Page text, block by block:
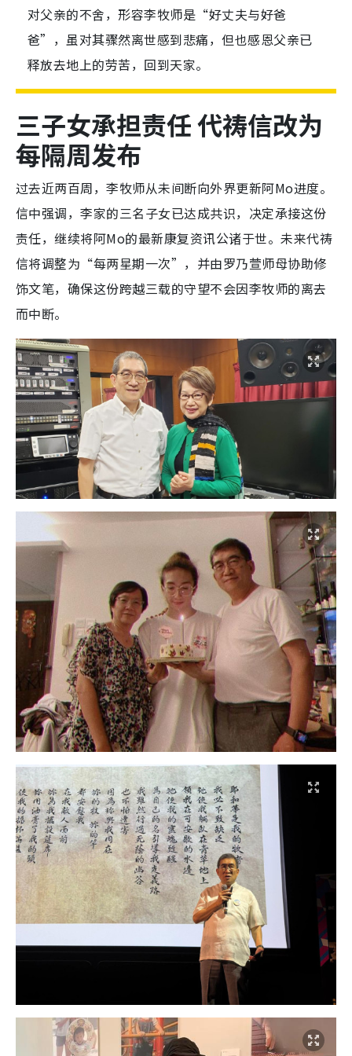
对父亲的不舍，形容李牧师是“好丈夫与好爸
爸”，虽对其骤然离世感到悲痛，但也感恩父亲已
释放去地上的劳苦，回到天家。
三子女承担责任 代祷信改为
每隔周发布
过去近两百周，李牧师从未间断向外界更新阿Mo进度。
信中强调，李家的三名子女已达成共识，决定承接这份
责任，继续将阿Mo的最新康复资讯公诸于世。未来代祷
信将调整为“每两星期一次”，并由罗乃萱师母协助修
饰文笔，确保这份跨越三载的守望不会因李牧师的离去
而中断。